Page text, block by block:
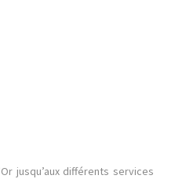
jusqu’aux différents services